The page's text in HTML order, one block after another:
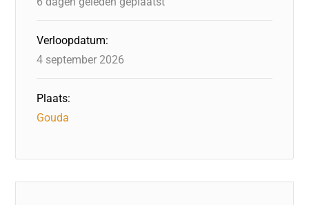
Verloopdatum:
4 september 2026
Plaats:
Gouda